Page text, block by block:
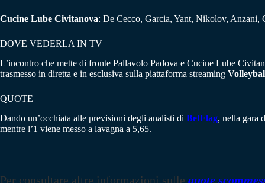
Cucine Lube Civitanova: De Cecco, Garcia, Yant, Nikolov,
DOVE VEDERLA IN TV
L’incontro che mette di fronte Pallavolo Padova e Cucine Lube
trasmesso in diretta e in esclusiva sulla piattaforma streaming
QUOTE
Dando un’occhiata alle previsioni degli analisti di BetFlag, nella gara
mentre l’1 viene messo a lavagna a 5,65.
Per consultare altre informazioni sulle quote